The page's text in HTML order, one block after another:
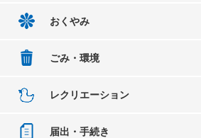
おくやみ
ごみ・環境
レクリエーション
届出・手続き